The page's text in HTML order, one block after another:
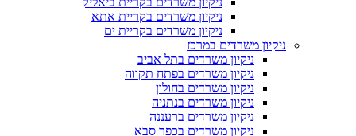
ניקיון משרדים בקריית אתא
ניקיון משרדים בקריית ים
ניקיון משרדים במרכז
ניקיון משרדים בתל אביב
ניקיון משרדים בפתח תקווה
ניקיון משרדים בחולון
ניקיון משרדים בנתניה
ניקיון משרדים ברעננה
ניקיון משרדים בכפר סבא